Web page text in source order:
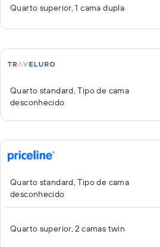
Quarto superior, 1 cama dupla
Quarto standard, Tipo de cama
desconhecido
Quarto standard, Tipo de cama
desconhecido
Quarto superior, 2 camas twin